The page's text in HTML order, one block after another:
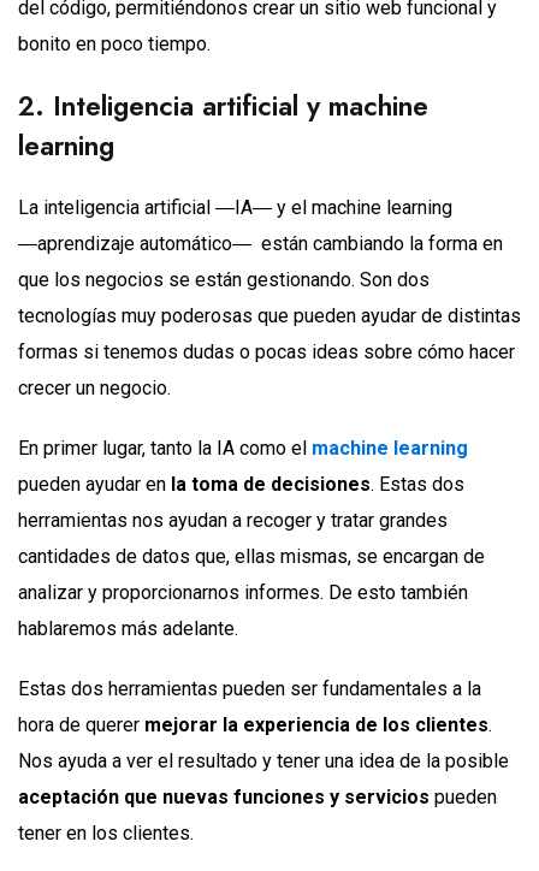
del código, permitiéndonos crear un sitio web funcional y
bonito en poco tiempo.
2. Inteligencia artificial y machine
learning
La inteligencia artificial ―IA― y el machine learning
―aprendizaje automático― están cambiando la forma en
que los negocios se están gestionando. Son dos
tecnologías muy poderosas que pueden ayudar de distintas
formas si tenemos dudas o pocas ideas sobre cómo hacer
crecer un negocio.
En primer lugar, tanto la IA como el machine learning
pueden ayudar en la toma de decisiones. Estas dos
herramientas nos ayudan a recoger y tratar grandes
cantidades de datos que, ellas mismas, se encargan de
analizar y proporcionarnos informes. De esto también
hablaremos más adelante.
Estas dos herramientas pueden ser fundamentales a la
hora de querer mejorar la experiencia de los clientes.
Nos ayuda a ver el resultado y tener una idea de la posible
aceptación que nuevas funciones y servicios pueden
tener en los clientes.